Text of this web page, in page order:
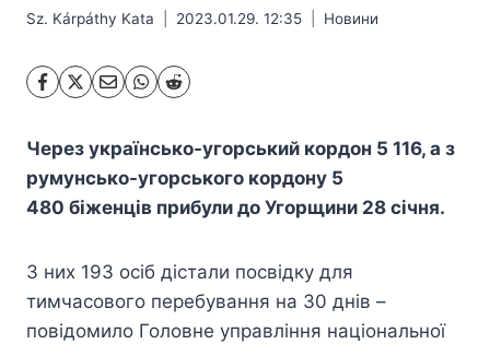
Sz. Kárpáthy Kata 2023.01.29. 12:35 Hовини
Через українсько-угорський кордон 5 116, а з
румунсько-угорського кордону 5
480 біженців прибули до Угорщини 28 січня.
З них 193 осіб дістали посвідку для
тимчасового перебування на 30 днів –
повідомило Головне управління національної